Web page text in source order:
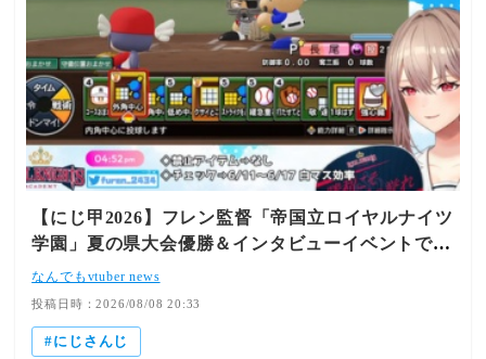
詰まった素晴らしい成長を見せてくれて、胸が熱くなる場
面ばかりでした！春制覇を果たしたギラホス、熱い決断で
県大会を突破したロイヤルナイツ、そして怒涛の神上振れ
で夢を叶えた麒麟高校――監督それぞれの個性とナインへ
の愛が最高のドラマを生み出しています。完成した最高の
チームたちが本選甲子園の大舞台でどんなぶつかり合いを
見せてくれるのか、一ファンとして楽しみで仕方がありま
せん！ 📖 あわせて読みたい「にじ甲2026」関連記事 関連
全員野球！「ギラホス」コールド圧勝の快進撃！「さんさ
んいえろー」奇跡の全国5連覇！激戦の栄冠ナイン名場面
まとめ！ 関連記事 【にじ甲2026】ドラマ、信念、そして
栄冠ナイン！本間ひまわり・七瀬すず菜・不破湊の3監督
が魅せた神回ハイライト 怒涛の特能＆能力覚醒！葛葉の
赤特消去からりりむのキャッチャーAまで超上振れ！ 育成
最終盤にして「欲しい能力が全て手に入る」奇跡のラッシ
ュが開幕！エース葛葉選手の弱点だった赤特が見事に消去
され、捕手の魔界ノりりむ選手は「キャッチャーA」およ
び「フレーミング」を取得するという理想以上の大覚醒を
果たしました。配信を見たリスナーも「こうなったらいい
な、と思ってたことが全部叶った」「葛葉は赤特消えたし
りりむはキャッチャーAにフレーミングだし甲子園決めて
るしで何事？？？」「豪華欲張りセットみたいな神回」と
驚愕と歓喜に包まれました。 勝負強さと豪運の結実！悲
願の「本選・夏甲子園出場」を達成！ チーム全員の急成
長と宇佐美監督の熱い采配が見事に咬み合い、見事夏甲子
園への切符を獲得！失敗すらも最高のエンタメに変え、最
後に大きな勝利を掴み取る姿はまさに「持っている男」。
【にじ甲2026】フレン監督「帝国立ロイヤルナイツ
学園」夏の県大会優勝＆インタビューイベントで青
特覚醒！集大成のラスト甲子園へファンから熱い声
援！
なんでもvtuber news
投稿日時：2026/08/08 20:33
にじさんじ